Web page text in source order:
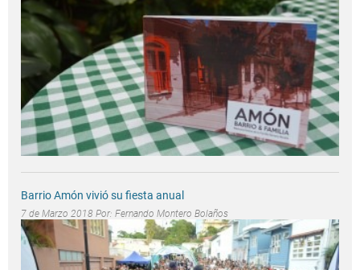
Barrio Amón vivió su fiesta anual
7 de Marzo 2018 Por: Fernando Montero Bolaños